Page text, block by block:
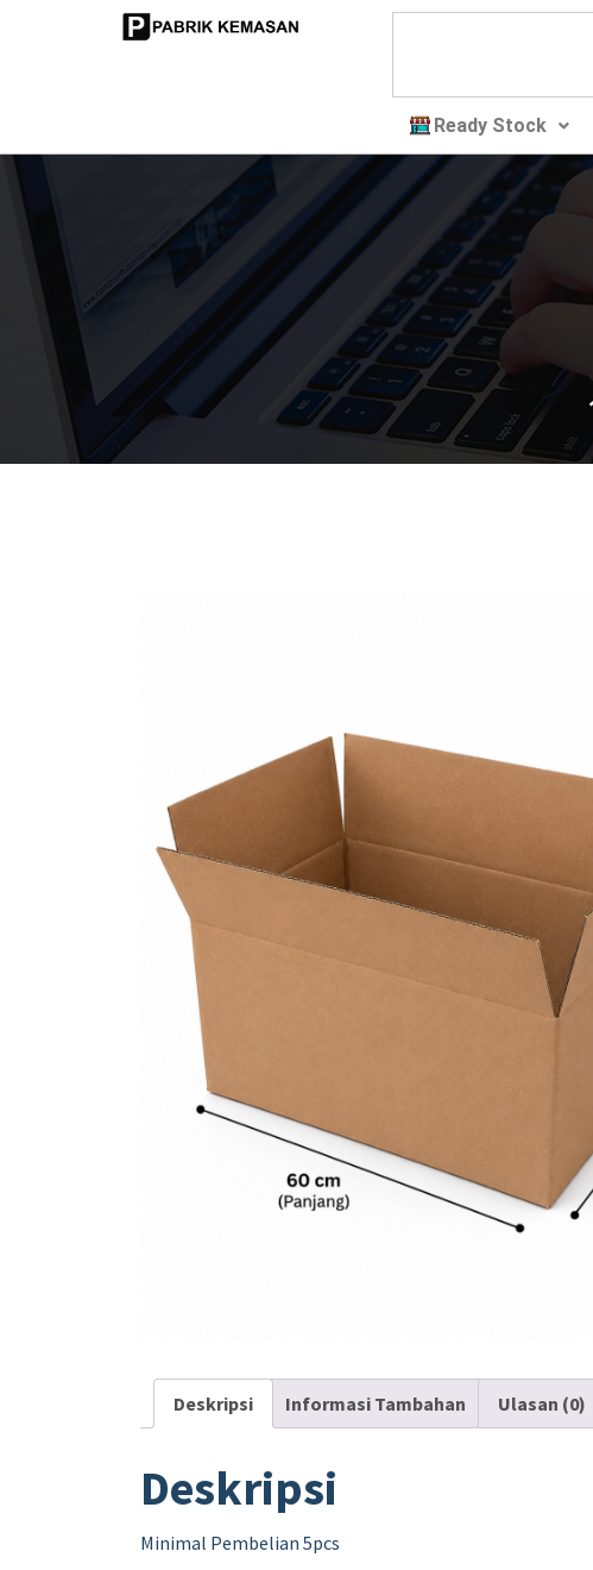
Ready Stock
Deskripsi Informasi Tambahan Ulasan (0)
Deskripsi
Minimal Pembelian 5pcs